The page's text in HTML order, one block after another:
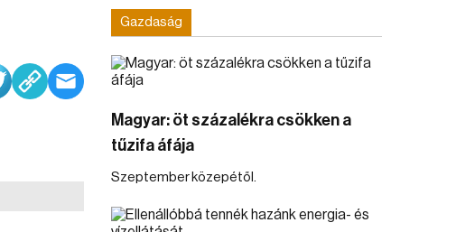
Gazdaság
Magyar: öt százalékra csökken a
tűzifa áfája
Szeptember közepétől.